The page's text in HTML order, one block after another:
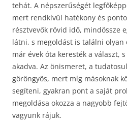
tehát. A népszerűségét
mert rendkívül hatékony és
résztvevők rövid idő, mindössze
látni, s megoldást is találni olyan
már évek óta keresték a választ,
akadva. Az önismeret, a
göröngyös, mert míg másoknak
segíteni, gyakran pont a saját
megoldása okozza a nagyobb
vagyunk rájuk.